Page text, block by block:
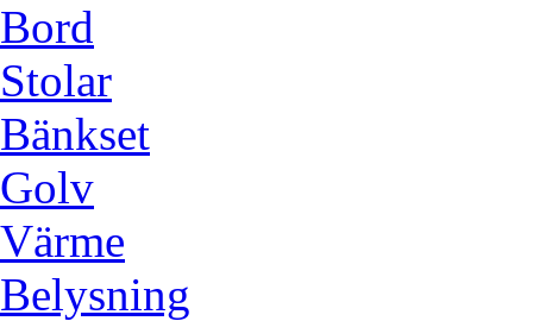
Bord
Stolar
Bänkset
Golv
Värme
Belysning